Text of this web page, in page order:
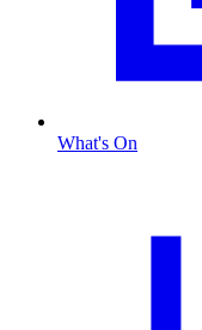
What's On